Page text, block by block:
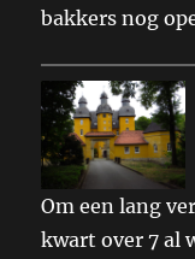
bakkers nog
Om een lang
kwart over 7 al